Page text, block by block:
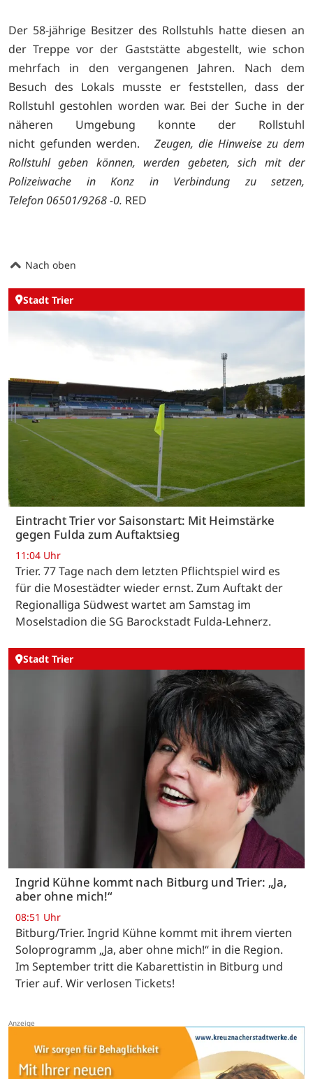
Der 58-jährige Besitzer des Rollstuhls hatte diesen an
der Treppe vor der Gaststätte abgestellt, wie schon
mehrfach in den vergangenen Jahren. Nach dem
Besuch des Lokals musste er feststellen, dass der
Rollstuhl gestohlen worden war. Bei der Suche in der
näheren Umgebung konnte der Rollstuhl
nicht gefunden werden. Zeugen, die Hinweise zu dem
Rollstuhl geben können, werden gebeten, sich mit der
Polizeiwache in Konz in Verbindung zu setzen,
Telefon 06501/9268 -0. RED
Nach oben
Stadt Trier
Eintracht Trier vor Saisonstart: Mit Heimstärke
gegen Fulda zum Auftaktsieg
11:04 Uhr
Trier. 77 Tage nach dem letzten Pflichtspiel wird es
für die Mosestädter wieder ernst. Zum Auftakt der
Regionalliga Südwest wartet am Samstag im
Moselstadion die SG Barockstadt Fulda-Lehnerz.
Stadt Trier
Ingrid Kühne kommt nach Bitburg und Trier: „Ja,
aber ohne mich!“
08:51 Uhr
Bitburg/Trier. Ingrid Kühne kommt mit ihrem vierten
Soloprogramm „Ja, aber ohne mich!“ in die Region.
Im September tritt die Kabarettistin in Bitburg und
Trier auf. Wir verlosen Tickets!